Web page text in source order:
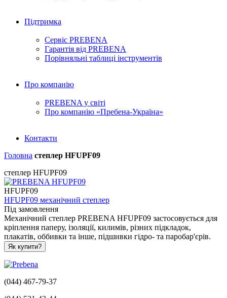
Підтримка
Сервіс PREBENA
Гарантія від PREBENA
Порівняльні таблиці інструментів
Про компанію
PREBENA у світі
Про компанію «Пребена-Україна»
Контакти
Головна степлер HFUPF09
степлер HFUPF09
HFUPF09
HFUPF09 механічний степлер
Під замовлення
Механічний степлер PREBENA HFUPF09 застосовується для
кріплення паперу, ізоляції, килимів, різних підкладок,
плакатів, оббивки та інше, підшивки гідро- та паробар'єрів.
Як купити?
(044) 467-79-37